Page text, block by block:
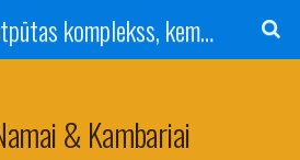
Leiputrija - atpūtas komplekss, kempings, viesu nams pie Rīgas / Camping, caravan site, bed and breakfast near Riga / Camping, caravanas, bungalows Letonia / Campingplatz, Caravanpark, Zimmer in Lettland / Kемпинг и гостевой дом к Риги
& Kambariai